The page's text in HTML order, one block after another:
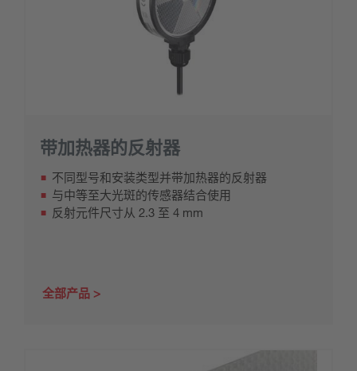
带加热器的反射器
不同型号和安装类型并带加热器的反射器
与中等至大光斑的传感器结合使用
反射元件尺寸从 2.3 至 4 mm
全部产品